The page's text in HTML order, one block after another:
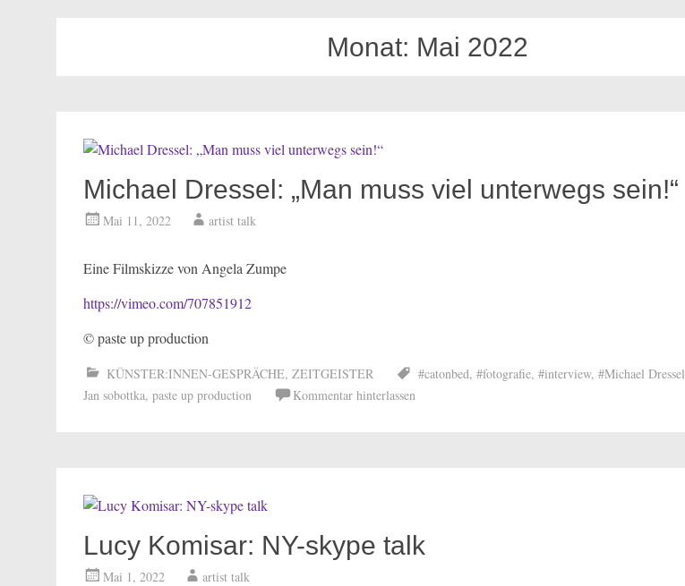
Monat: Mai 2022
Michael Dressel: „Man muss viel unterwegs sein!“
Mai 11, 2022 artist talk
Eine Filmskizze von Angela Zumpe
https://vimeo.com/707851912
© paste up production
KÜNSTER:INNEN-GESPRÄCHE, ZEITGEISTER #catonbed, #fotografie, #interview, #Michael Dressel
Jan sobottka, paste up production Kommentar hinterlassen
Lucy Komisar: NY-skype talk
Mai 1, 2022 artist talk